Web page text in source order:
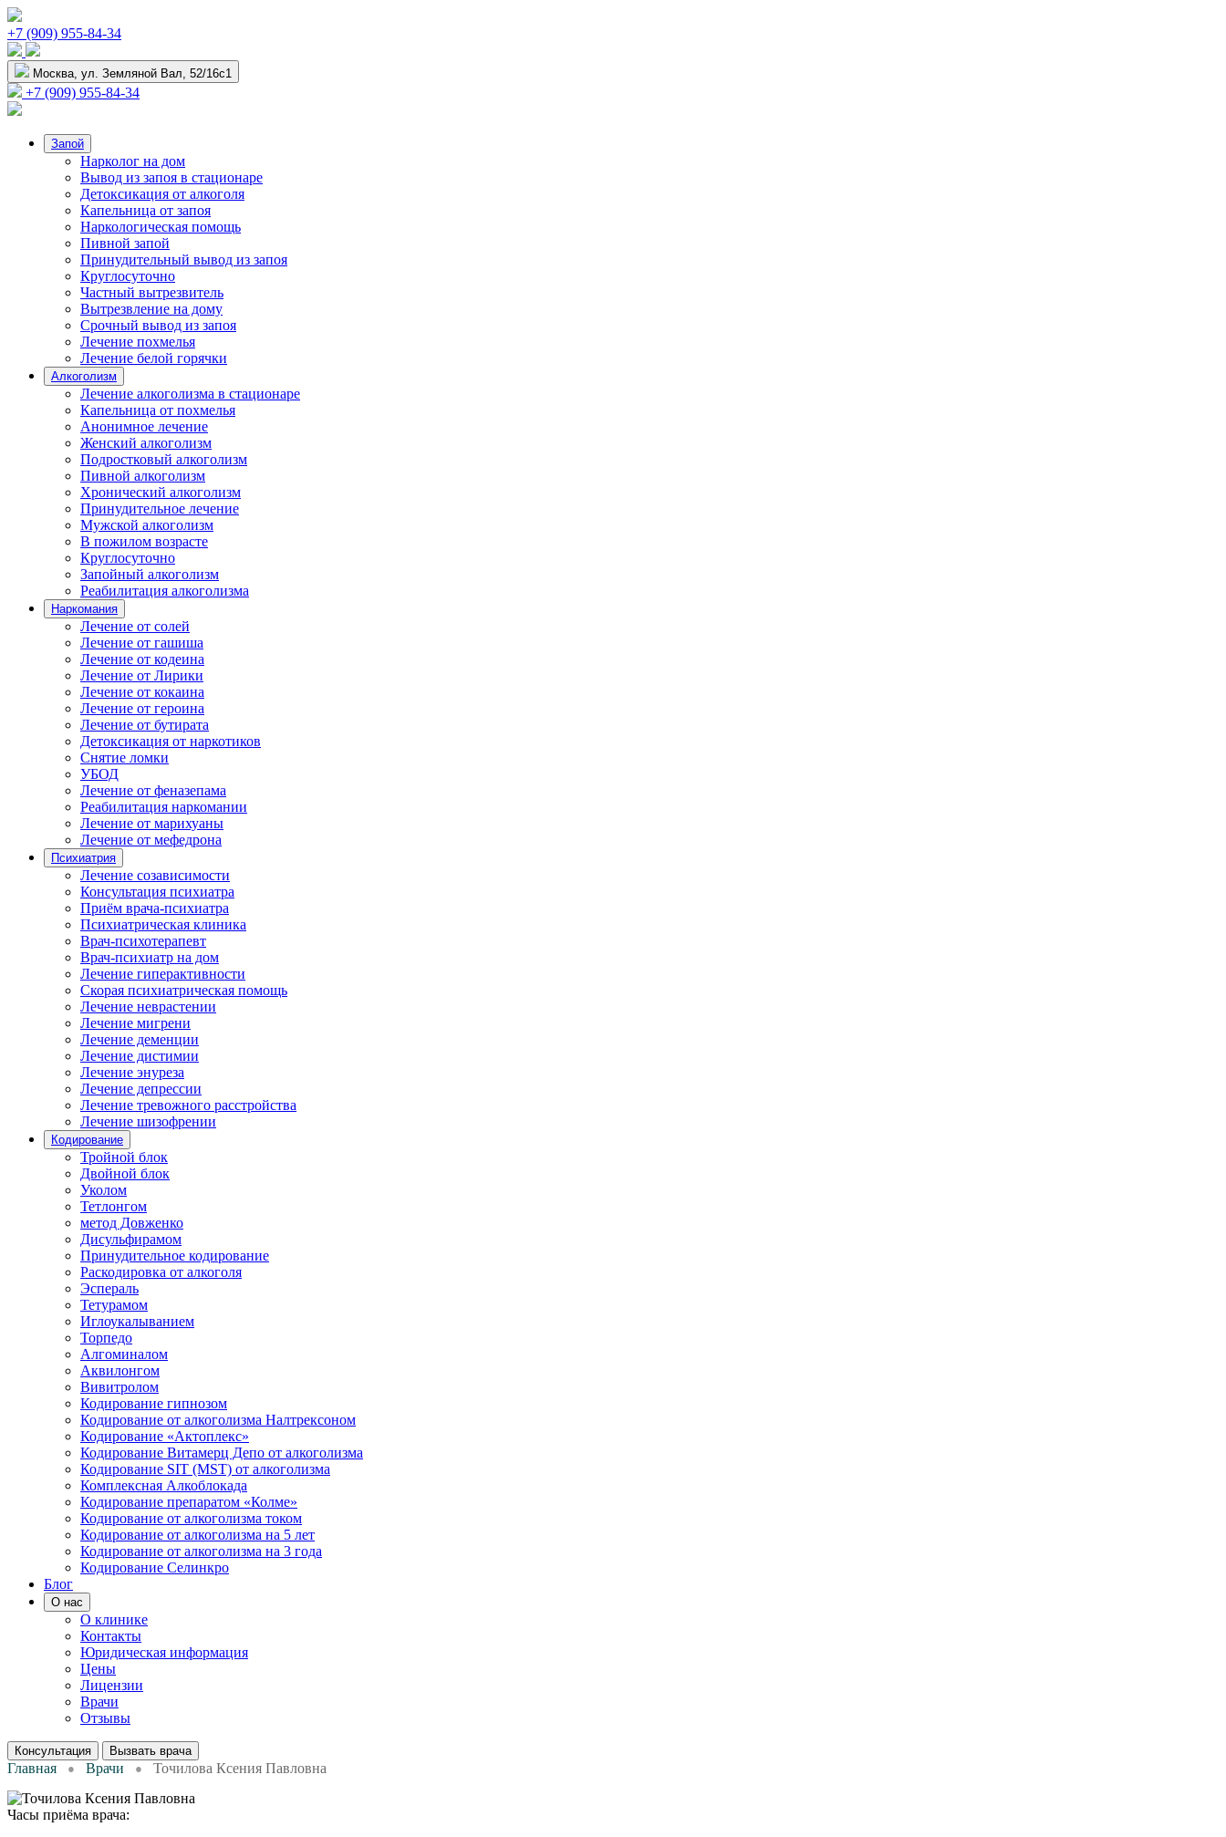
+7 (909) 955-84-34
Москва, ул. Земляной Вал, 52/16с1
+7 (909) 955-84-34
Запой
Нарколог на дом
Вывод из запоя в стационаре
Детоксикация от алкоголя
Капельница от запоя
Наркологическая помощь
Пивной запой
Принудительный вывод из запоя
Круглосуточно
Частный вытрезвитель
Вытрезвление на дому
Срочный вывод из запоя
Лечение похмелья
Лечение белой горячки
Алкоголизм
Лечение алкоголизма в стационаре
Капельница от похмелья
Анонимное лечение
Женский алкоголизм
Подростковый алкоголизм
Пивной алкоголизм
Хронический алкоголизм
Принудительное лечение
Мужской алкоголизм
В пожилом возрасте
Круглосуточно
Запойный алкоголизм
Реабилитация алкоголизма
Наркомания
Лечение от солей
Лечение от гашиша
Лечение от кодеина
Лечение от Лирики
Лечение от кокаина
Лечение от героина
Лечение от бутирата
Детоксикация от наркотиков
Снятие ломки
УБОД
Лечение от феназепама
Реабилитация наркомании
Лечение от марихуаны
Лечение от мефедрона
Психиатрия
Лечение созависимости
Консультация психиатра
Приём врача-психиатра
Психиатрическая клиника
Врач-психотерапевт
Врач-психиатр на дом
Лечение гиперактивности
Скорая психиатрическая помощь
Лечение неврастении
Лечение мигрени
Лечение деменции
Лечение дистимии
Лечение энуреза
Лечение депрессии
Лечение тревожного расстройства
Лечение шизофрении
Кодирование
Тройной блок
Двойной блок
Уколом
Тетлонгом
метод Довженко
Дисульфирамом
Принудительное кодирование
Раскодировка от алкоголя
Эспераль
Тетурамом
Иглоукалыванием
Торпедо
Алгоминалом
Аквилонгом
Вивитролом
Кодирование гипнозом
Кодирование от алкоголизма Налтрексоном
Кодирование «Актоплекс»
Кодирование Витамерц Депо от алкоголизма
Кодирование SIT (MST) от алкоголизма
Комплексная Алкоблокада
Кодирование препаратом «Колме»
Кодирование от алкоголизма током
Кодирование от алкоголизма на 5 лет
Кодирование от алкоголизма на 3 года
Кодирование Селинкро
Блог
О нас
О клинике
Контакты
Юридическая информация
Цены
Лицензии
Врачи
Отзывы
Консультация Вызвать врача
Главная Врачи Точилова Ксения Павловна
Часы приёма врача: